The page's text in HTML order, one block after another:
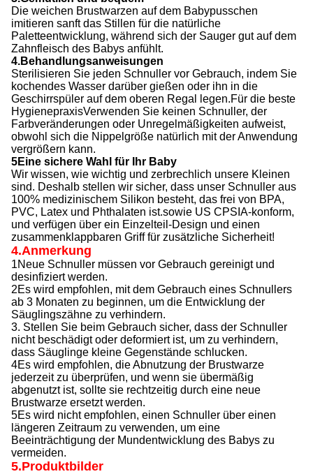
Die weichen Brustwarzen auf dem Babypusschen
imitieren sanft das Stillen für die natürliche
Paletteentwicklung, während sich der Sauger gut auf dem
Zahnfleisch des Babys anfühlt.
4.Behandlungsanweisungen
Sterilisieren Sie jeden Schnuller vor Gebrauch, indem Sie
kochendes Wasser darüber gießen oder ihn in die
Geschirrspüler auf dem oberen Regal legen.Für die beste
HygienepraxisVerwenden Sie keinen Schnuller, der
Farbveränderungen oder Unregelmäßigkeiten aufweist,
obwohl sich die Nippelgröße natürlich mit der Anwendung
vergrößern kann.
5Eine sichere Wahl für Ihr Baby
Wir wissen, wie wichtig und zerbrechlich unsere Kleinen
sind. Deshalb stellen wir sicher, dass unser Schnuller aus
100% medizinischem Silikon besteht, das frei von BPA,
PVC, Latex und Phthalaten ist.sowie US CPSIA-konform,
und verfügen über ein Einzelteil-Design und einen
zusammenklappbaren Griff für zusätzliche Sicherheit!
4.Anmerkung
1Neue Schnuller müssen vor Gebrauch gereinigt und
desinfiziert werden.
2Es wird empfohlen, mit dem Gebrauch eines Schnullers
ab 3 Monaten zu beginnen, um die Entwicklung der
Säuglingszähne zu verhindern.
3. Stellen Sie beim Gebrauch sicher, dass der Schnuller
nicht beschädigt oder deformiert ist, um zu verhindern,
dass Säuglinge kleine Gegenstände schlucken.
4Es wird empfohlen, die Abnutzung der Brustwarze
jederzeit zu überprüfen, und wenn sie übermäßig
abgenutzt ist, sollte sie rechtzeitig durch eine neue
Brustwarze ersetzt werden.
5Es wird nicht empfohlen, einen Schnuller über einen
längeren Zeitraum zu verwenden, um eine
Beeinträchtigung der Mundentwicklung des Babys zu
vermeiden.
5.Produktbilder